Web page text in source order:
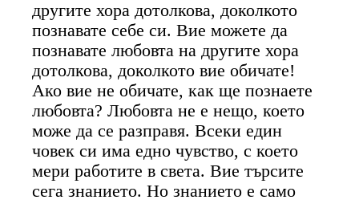
другите хора дотолкова, доколкото
познавате себе си. Вие можете да
познавате любовта на другите хора
дотолкова, доколкото вие обичате!
Ако вие не обичате, как ще познаете
любовта? Любовта не е нещо, което
може да се разправя. Всеки един
човек си има едно чувство, с което
мери работите в света. Вие търсите
сега знанието. Но знанието е само